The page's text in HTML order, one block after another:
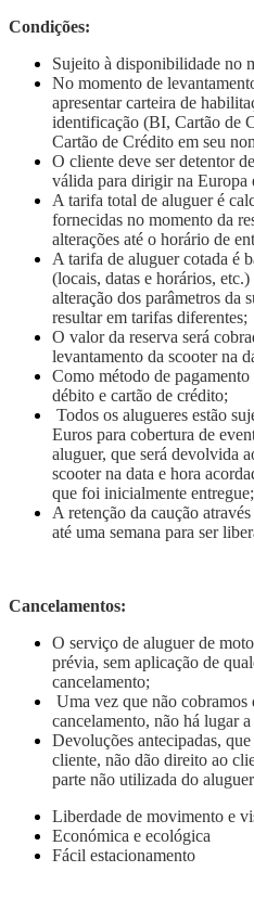
Condições:
Sujeito à disponibilidade no
No momento de
apresentar carteira de
identificação (BI, Cartão de
Cartão de Crédito em seu
O cliente deve ser detentor
válida para dirigir na Europa
A tarifa total de aluguer é
fornecidas no momento da
alterações até o horário de
A tarifa de aluguer cotada é
(locais, datas e horários,
alteração dos parâmetros da
resultar em tarifas diferentes;
O valor da reserva será
levantamento da scooter na
Como método de
débito e cartão de crédito;
Todos os alugueres estão
Euros para cobertura de
aluguer, que será devolvida
scooter na data e hora
que foi inicialmente entregue;
A retenção da caução
até uma semana para ser
Cancelamentos:
O serviço de aluguer de
prévia, sem aplicação de
cancelamento;
Uma vez que não cobramos
cancelamento, não há lugar
Devoluções antecipadas,
cliente, não dão direito ao
parte não utilizada do
Liberdade de movimento e
Económica e ecológica
Fácil estacionamento